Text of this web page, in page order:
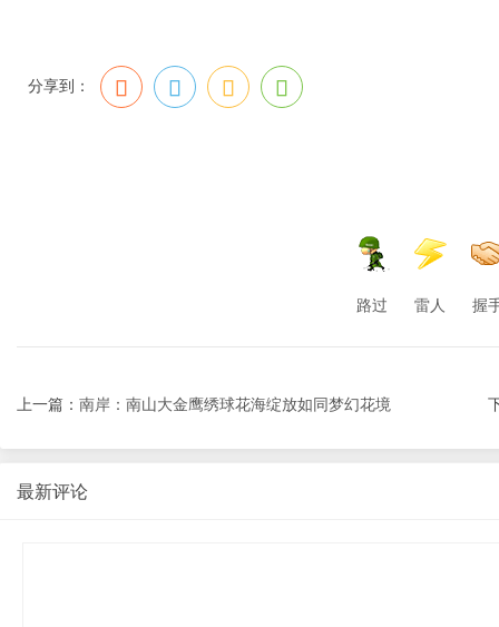
分享到：
路过 雷人 握
上一篇： 南岸：南山大金鹰绣球花海绽放如同梦幻花境
最新评论